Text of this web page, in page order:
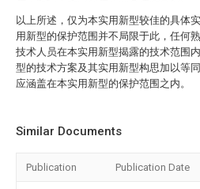
以上所述，仅为本实用新型较佳的具体
用新型的保护范围并不局限于此，任何
技术人员在本实用新型揭露的技术范围
型的技术方案及其实用新型构思加以等
应涵盖在本实用新型的保护范围之内。
Similar Documents
Publication Publication Date